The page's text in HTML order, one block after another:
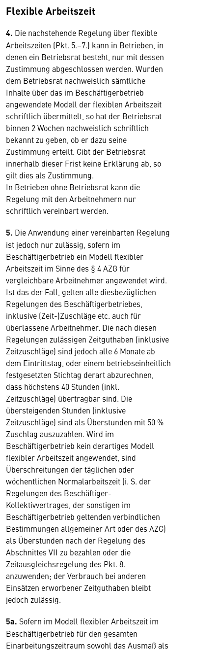
Flexible Arbeitszeit
4. Die nachstehende Regelung über flexible
Arbeitszeiten (Pkt. 5.–7.) kann in Betrieben, in
denen ein Betriebsrat besteht, nur mit dessen
Zustimmung abgeschlossen werden. Wurden
dem Betriebsrat nachweislich sämtliche
Inhalte über das im Beschäftigerbetrieb
angewendete Modell der flexiblen Arbeitszeit
schriftlich übermittelt, so hat der Betriebsrat
binnen 2 Wochen nachweislich schriftlich
bekannt zu geben, ob er dazu seine
Zustimmung erteilt. Gibt der Betriebsrat
innerhalb dieser Frist keine Erklärung ab, so
gilt dies als Zustimmung.
In Betrieben ohne Betriebsrat kann die
Regelung mit den Arbeitnehmern nur
schriftlich vereinbart werden.
5. Die Anwendung einer vereinbarten Regelung
ist jedoch nur zulässig, sofern im
Beschäftigerbetrieb ein Modell flexibler
Arbeitszeit im Sinne des § 4 AZG für
vergleichbare Arbeitnehmer angewendet wird.
Ist das der Fall, gelten alle diesbezüglichen
Regelungen des Beschäftigerbetriebes,
inklusive (Zeit-)Zuschläge etc. auch für
überlassene Arbeitnehmer. Die nach diesen
Regelungen zulässigen Zeitguthaben (inklusive
Zeitzuschläge) sind jedoch alle 6 Monate ab
dem Eintrittstag, oder einem betriebseinheitlich
festgesetzten Stichtag derart abzurechnen,
dass höchstens 40 Stunden (inkl.
Zeitzuschläge) übertragbar sind. Die
übersteigenden Stunden (inklusive
Zeitzuschläge) sind als Überstunden mit 50 %
Zuschlag auszuzahlen. Wird im
Beschäftigerbetrieb kein derartiges Modell
flexibler Arbeitszeit angewendet, sind
Überschreitungen der täglichen oder
wöchentlichen Normalarbeitszeit (i. S. der
Regelungen des Beschäftiger-
Kollektivvertrages, der sonstigen im
Beschäftigerbetrieb geltenden verbindlichen
Bestimmungen allgemeiner Art oder des AZG)
als Überstunden nach der Regelung des
Abschnittes VII zu bezahlen oder die
Zeitausgleichsregelung des Pkt. 8.
anzuwenden; der Verbrauch bei anderen
Einsätzen erworbener Zeitguthaben bleibt
jedoch zulässig.
5a. Sofern im Modell flexibler Arbeitszeit im
Beschäftigerbetrieb für den gesamten
Einarbeitungszeitraum sowohl das Ausmaß als